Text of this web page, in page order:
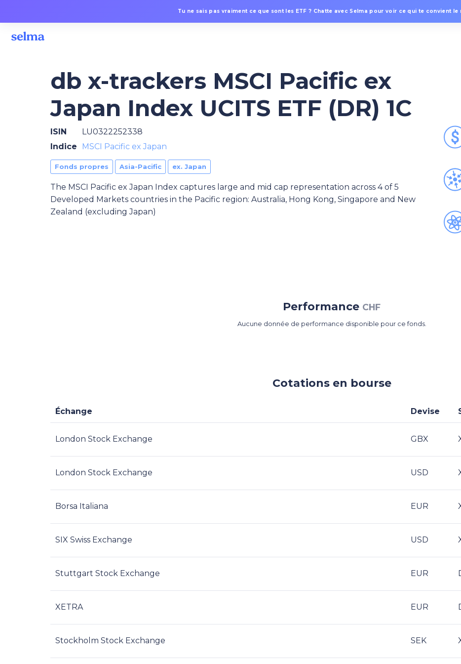
Tu ne sais pas vraiment ce que sont les ETF ? Chatte avec Selma pour voir ce qui te convient le
db x-trackers MSCI Pacific ex
Japan Index UCITS ETF (DR) 1C
ISIN
LU0322252338
Indice
MSCI Pacific ex Japan
Fonds propres Asia-Pacific ex. Japan
The MSCI Pacific ex Japan Index captures large and mid cap representation across 4 of 5
Developed Markets countries in the Pacific region: Australia, Hong Kong, Singapore and New
Zealand (excluding Japan)
Performance CHF
Aucune donnée de performance disponible pour ce fonds.
Cotations en bourse
Échange Devise
London Stock Exchange GBX
London Stock Exchange USD
Borsa Italiana EUR
SIX Swiss Exchange USD
Stuttgart Stock Exchange EUR
XETRA EUR
Stockholm Stock Exchange SEK